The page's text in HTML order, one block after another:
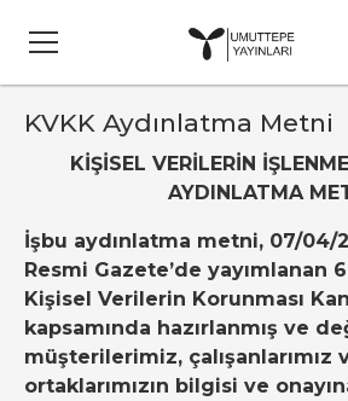
KVKK Aydınlatma Metni
KİŞİSEL VERİLERİN
AYDINLATMA
İşbu aydınlatma metni, 07/04/
Resmi Gazete’de yayımlanan
Kişisel Verilerin Korunması
kapsamında hazırlanmış ve
müşterilerimiz, çalışanlarımız
ortaklarımızın bilgisi ve